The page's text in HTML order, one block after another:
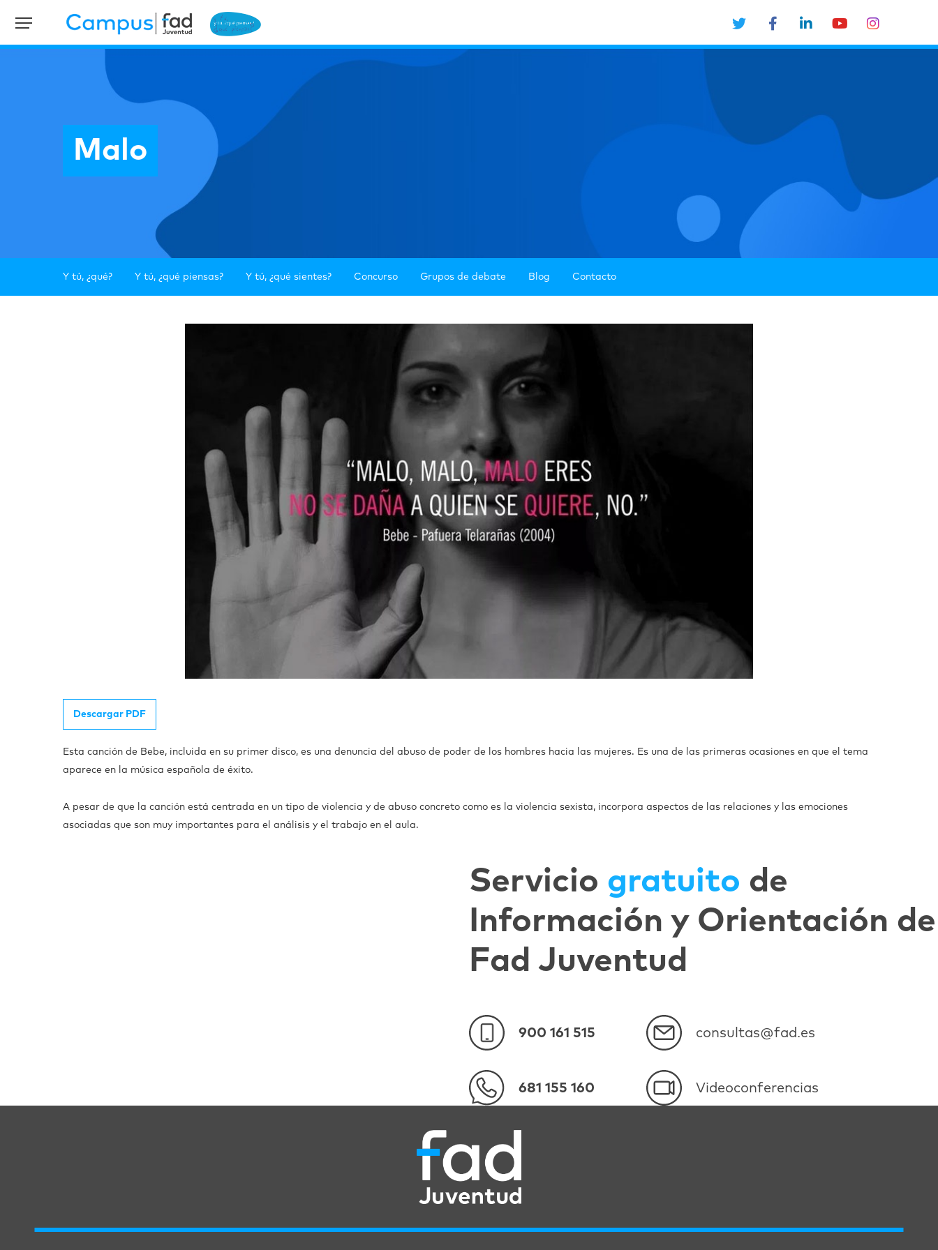
Malo
Y tú, ¿qué? Y tú, ¿qué piensas? Y tú, ¿qué sientes? Concurso Grupos de debate Blog Contacto
Descargar PDF
Esta canción de Bebe, incluida en su primer disco, es una denuncia del abuso de poder de los hombres hacia las mujeres. Es una de las primeras ocasiones en que el tema
aparece en la música española de éxito.
A pesar de que la canción está centrada en un tipo de violencia y de abuso concreto como es la violencia sexista, incorpora aspectos de las relaciones y las emociones
asociadas que son muy importantes para el análisis y el trabajo en el aula.
Servicio gratuito de
Información y Orientación de
Fad Juventud
900 161 515 consultas@fad.es
681 155 160 Videoconferencias